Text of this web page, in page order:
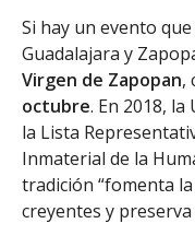
Si hay un evento
Guadalajara y
Virgen de Zapopan,
octubre. En 2018, la
la Lista
Inmaterial de la
tradición “fomenta
creyentes y